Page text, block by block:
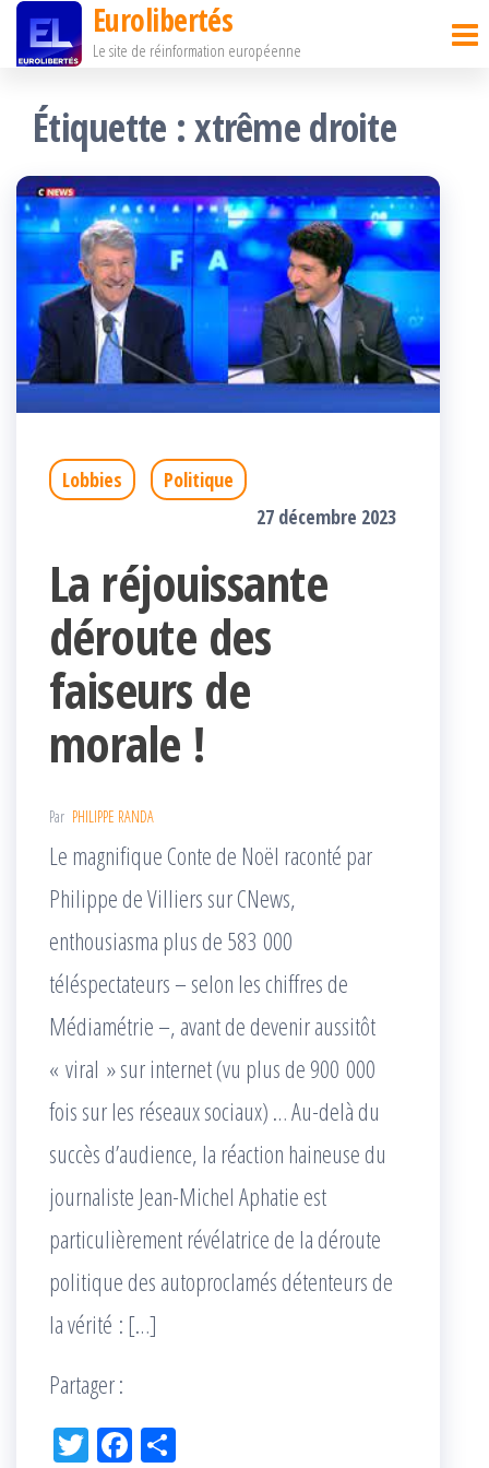
Passer
contenu
Eurolibertés
Le site de réinformation européenne
Étiquette :xtrême droite
Lobbies
Politique
27 décembre 2023
La réjouissante
déroute des
faiseurs de
morale !
Par PHILIPPE RANDA
Le magnifique Conte de Noël raconté par
Philippe de Villiers sur CNews,
enthousiasma plus de 583 000
téléspectateurs – selon les chiffres de
Médiamétrie –, avant de devenir aussitôt
« viral » sur internet (vu plus de 900 000
fois sur les réseaux sociaux) … Au-delà du
succès d’audience, la réaction haineuse du
journaliste Jean-Michel Aphatie est
particulièrement révélatrice de la déroute
politique des autoproclamés détenteurs de
la vérité : […]
Partager :
Tw Fac